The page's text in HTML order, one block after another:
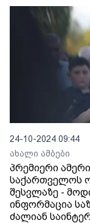
24-10-2024 09:44
ახალი ამბები
პრემიერი
საქართველოს
შესვლაზე -
ინფორმაცია
ძალიან